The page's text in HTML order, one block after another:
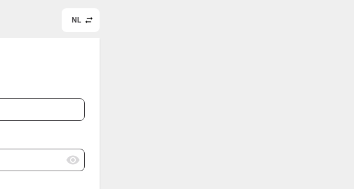
NL